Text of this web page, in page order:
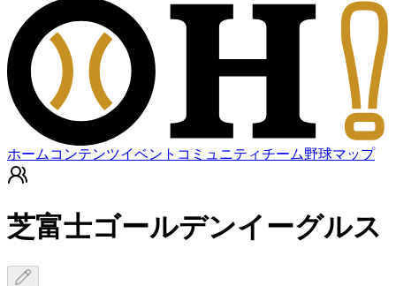
ホーム コンテンツイベント コミュニティチーム野球マップ
芝富士ゴールデンイーグルス